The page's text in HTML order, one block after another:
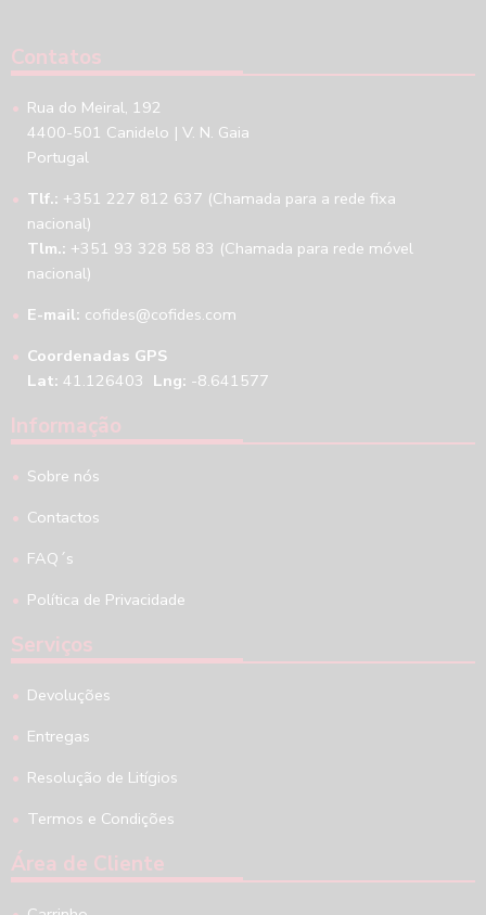
Contatos
Rua do Meiral, 192
4400-501 Canidelo | V. N. Gaia
Portugal
Tlf.: +351 227 812 637 (Chamada para a rede fixa
nacional)
Tlm.: +351 93 328 58 83 (Chamada para rede móvel
nacional)
E-mail: cofides@cofides.com
Coordenadas GPS
Lat: 41.126403 Lng: -8.641577
Informação
Sobre nós
Contactos
FAQ´s
Política de Privacidade
Serviços
Devoluções
Entregas
Resolução de Litígios
Termos e Condições
Área de Cliente